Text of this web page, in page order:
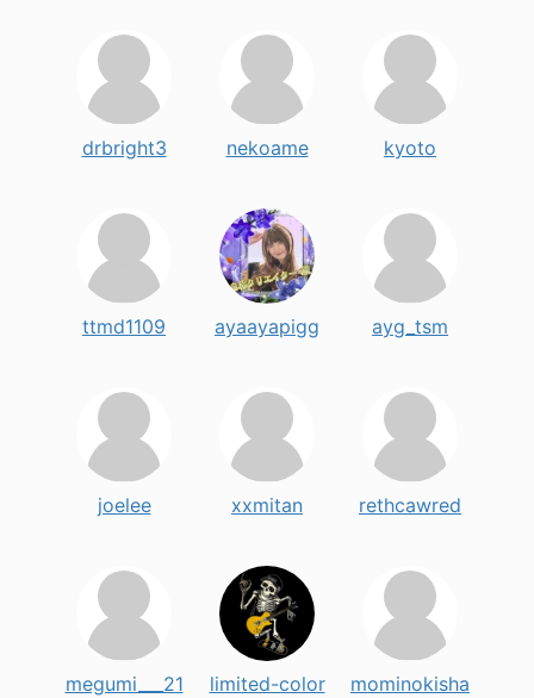
drbright3 nekoame kyoto
ttmd1109 ayaayapigg ayg_tsm
joelee xxmitan rethcawred
megumi___21
limited-color mominokisha